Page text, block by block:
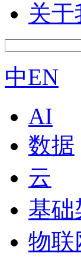
关于
中EN
AI
数据
云
基础
物联